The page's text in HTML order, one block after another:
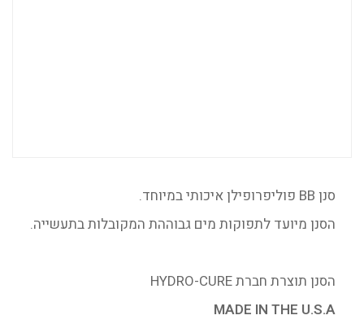
סנן BB פוליפרופילן איכותי במיוחד.
הסנן מיועד לתפוקות מים גבוההת המקובלות בתעשייה.
הסנן תוצרת חברת HYDRO-CURE
MADE IN THE U.S.A